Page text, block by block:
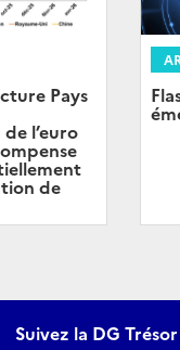
Pays
l’euro
de
Suivez la DG